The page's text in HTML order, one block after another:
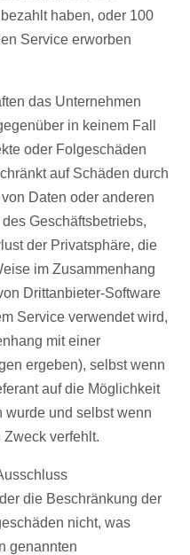
haben, oder 100
Service erworben
das Unternehmen
in keinem Fall
oder Folgeschäden
auf Schäden durch
Daten oder anderen
Geschäftsbetriebs,
der Privatsphäre, die
im Zusammenhang
Drittanbieter-Software
Service verwendet wird,
mit einer
ergeben), selbst wenn
auf die Möglichkeit
und selbst wenn
verfehlt.
die Beschränkung der
nicht, was
genannten